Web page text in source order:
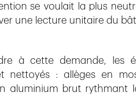
se voulait la plus
une lecture unitaire du
à cette demande, les
nettoyés : allèges en
aluminium brut rythmant